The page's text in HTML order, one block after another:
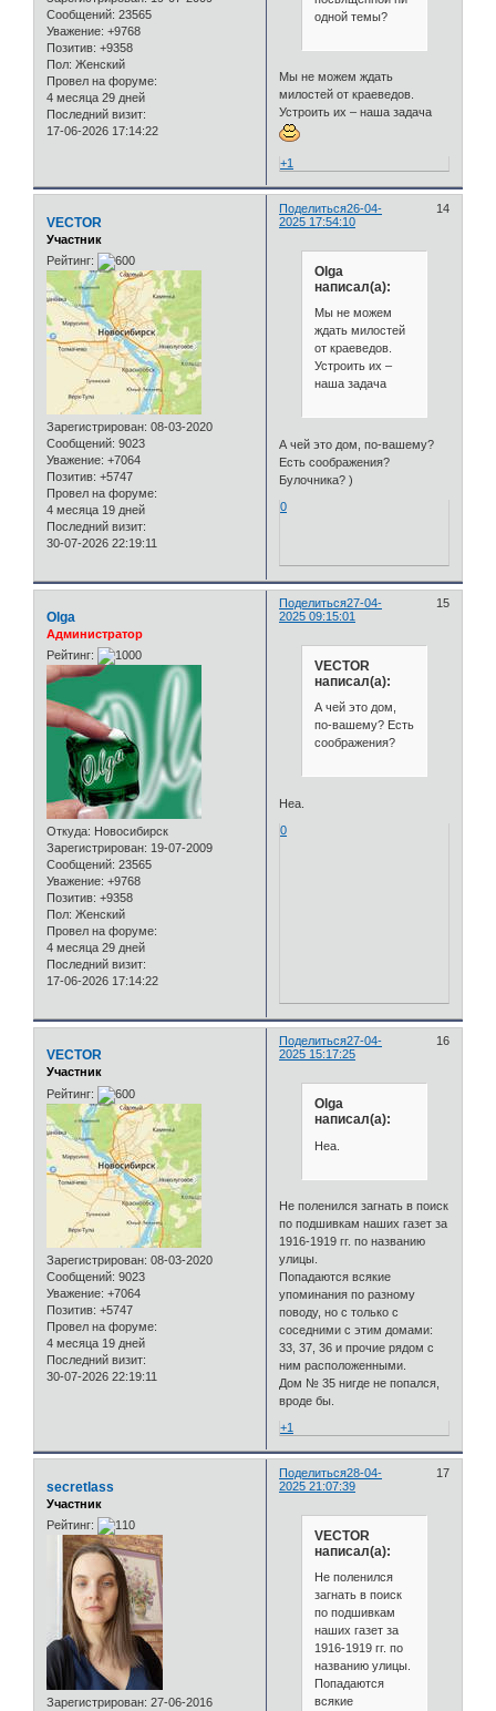
Сообщений: 23565
Уважение: +9768
Позитив: +9358
Пол: Женский
Провел на форуме:
4 месяца 29 дней
Последний визит:
17-06-2026 17:14:22
одной темы?
Мы не можем ждать
милостей от краеведов.
Устроить их – наша задача
+1
Поделиться 14
26-04-
2025 17:54:10
VECTOR
Участник
Рейтинг:
Зарегистрирован: 08-03-2020
Сообщений: 9023
Уважение: +7064
Позитив: +5747
Провел на форуме:
4 месяца 19 дней
Последний визит:
30-07-2026 22:19:11
Olga
написал(а):
Мы не можем
ждать милостей
от краеведов.
Устроить их –
наша задача
А чей это дом, по-вашему?
Есть соображения?
Булочника? )
0
Поделиться 15
27-04-
2025 09:15:01
Olga
Администратор
Рейтинг:
Откуда: Новосибирск
Зарегистрирован: 19-07-2009
Сообщений: 23565
Уважение: +9768
Позитив: +9358
Пол: Женский
Провел на форуме:
4 месяца 29 дней
Последний визит:
17-06-2026 17:14:22
VECTOR
написал(а):
А чей это дом,
по-вашему? Есть
соображения?
Неа.
0
Поделиться 16
27-04-
2025 15:17:25
VECTOR
Участник
Рейтинг:
Зарегистрирован: 08-03-2020
Сообщений: 9023
Уважение: +7064
Позитив: +5747
Провел на форуме:
4 месяца 19 дней
Последний визит:
30-07-2026 22:19:11
Olga
написал(а):
Неа.
Не поленился загнать в поиск
по подшивкам наших газет за
1916-1919 гг. по названию
улицы.
Попадаются всякие
упоминания по разному
поводу, но с только с
соседними с этим домами:
33, 37, 36 и прочие рядом с
ним расположенными.
Дом № 35 нигде не попался,
вроде бы.
+1
Поделиться 17
28-04-
2025 21:07:39
secretlass
Участник
Рейтинг:
Зарегистрирован: 27-06-2016
VECTOR
написал(а):
Не поленился
загнать в поиск
по подшивкам
наших газет за
1916-1919 гг. по
названию улицы.
Попадаются
всякие